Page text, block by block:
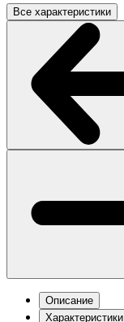
Все характеристики
Описание
Характеристики